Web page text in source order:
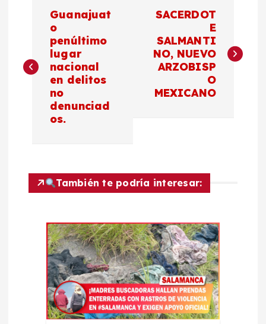
v
c
Guanajuat
o
penúltimo
lugar
nacional
en delitos
no
denunciad
os.
SACERDOT
E
SALMANTI
NO, NUEVO
ARZOBISP
O
MEXICANO
También te podría interesar: